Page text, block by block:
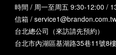
時間 / 周一至周五 9:30-12:00 /
信箱 /
台北總公司（來訪請先預約）
台北市內湖區基湖路35巷11號8樓